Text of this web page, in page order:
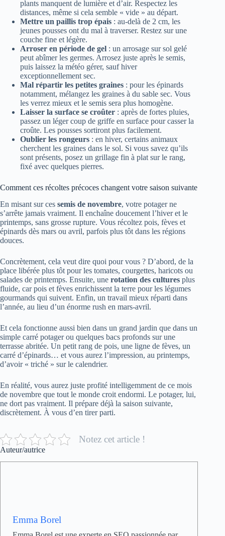
plants manquent de lumière et d’air. Respectez les
distances, même si cela semble « vide » au départ.
Mettre un paillis trop épais : au-delà de 2 cm, les
jeunes pousses ont du mal à traverser. Restez sur une
couche fine et légère.
Arroser en période de gel : un arrosage sur sol gelé
peut abîmer les germes. Arrosez juste après le semis,
puis laissez la météo gérer, sauf hiver
exceptionnellement sec.
Mal répartir les petites graines : pour les épinards
notamment, mélangez les graines à du sable sec. Vous
les verrez mieux et le semis sera plus homogène.
Laisser la surface se croûter : après de fortes pluies,
passez un léger coup de griffe en surface pour casser la
croûte. Les pousses sortiront plus facilement.
Oublier les rongeurs : en hiver, certains animaux
cherchent les graines dans le sol. Si vous savez qu’ils
sont présents, posez un grillage fin à plat sur le rang,
fixé avec quelques pierres.
Comment ces récoltes précoces changent votre saison suivante
En misant sur ces semis de novembre, votre potager ne
s’arrête jamais vraiment. Il enchaîne doucement l’hiver et le
printemps, sans grosse rupture. Vous récoltez pois, fèves et
épinards dès mars ou avril, parfois plus tôt dans les régions
douces.
Concrètement, cela veut dire quoi pour vous ? D’abord, de la
place libérée plus tôt pour les tomates, courgettes, haricots ou
salades de printemps. Ensuite, une rotation des cultures plus
fluide, car pois et fèves enrichissent la terre pour les légumes
gourmands qui suivent. Enfin, un travail mieux réparti dans
l’année, au lieu d’un énorme rush en mars-avril.
Et cela fonctionne aussi bien dans un grand jardin que dans un
simple carré potager ou quelques bacs profonds sur une
terrasse abritée. Un petit rang de pois, une ligne de fèves, un
carré d’épinards… et vous aurez l’impression, au printemps,
d’avoir « triché » sur le calendrier.
En réalité, vous aurez juste profité intelligemment de ce mois
de novembre que tout le monde croit endormi. Le potager, lui,
ne dort pas vraiment. Il prépare déjà la saison suivante,
discrètement. À vous d’en tirer parti.
Notez cet article !
Auteur/autrice
Emma Borel